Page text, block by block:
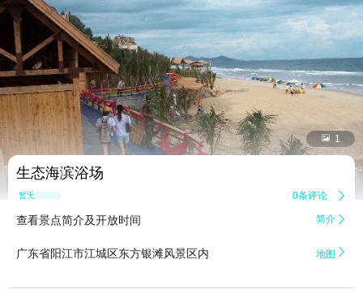
 1
生态海滨浴场
暂无点评 0条评论 
查看景点简介及开放时间 简介 
广东省阳江市江城区东方银滩风景区内 地图 
